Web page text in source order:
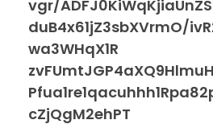
vgr/
duB4x61jZ3sbXVrmO/
wa3WHqX1R
cZjQgM2ehPT